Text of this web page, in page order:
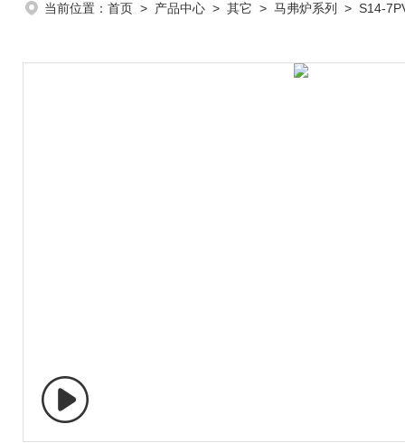
当前位置： 首页 > 产品中心 > 其它 > 马弗炉系列 > S14-